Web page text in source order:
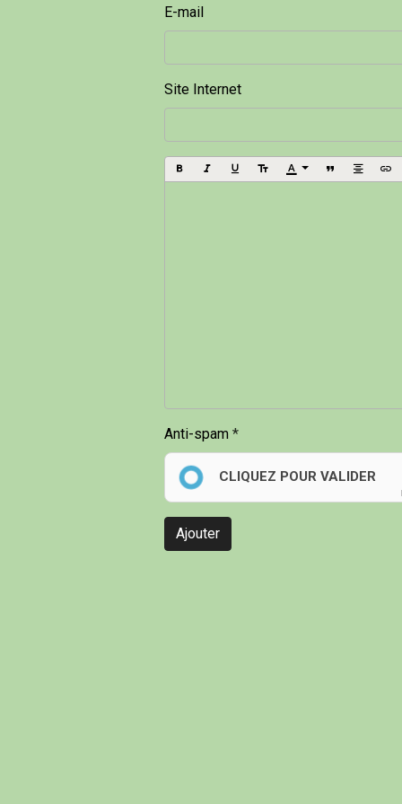
E-mail
Site Internet
Anti-spam
CLIQUEZ POUR VALIDER
Ajouter